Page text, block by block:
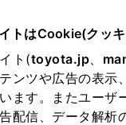
トはCookie(クッキ
ト(toyota.jp、
ンツや広告の表示
ます。またユーザ
配信、データ解析
クス